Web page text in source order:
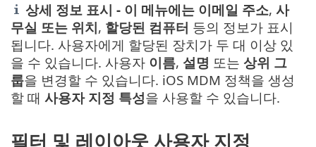
상세 정보 표시 - 이 메뉴에는 이메일 주소, 사
무실 또는 위치, 할당된 컴퓨터 등의 정보가 표시
됩니다. 사용자에게 할당된 장치가 두 대 이상 있
을 수 있습니다. 사용자 이름, 설명 또는 상위 그
룹을 변경할 수 있습니다. iOS MDM 정책을 생성
할 때 사용자 지정 특성을 사용할 수 있습니다.
필터 및 레이아웃 사용자 지정